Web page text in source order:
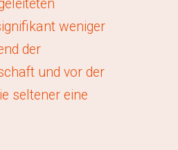
weniger
der
und vor der
seltener eine